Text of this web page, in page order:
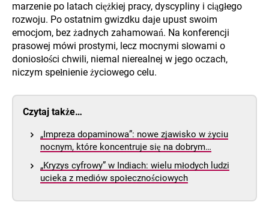
marzenie po latach ciężkiej pracy, dyscypliny i ciągłego
rozwoju. Po ostatnim gwizdku daje upust swoim
emocjom, bez żadnych zahamowań. Na konferencji
prasowej mówi prostymi, lecz mocnymi słowami o
doniosłości chwili, niemal nierealnej w jego oczach,
niczym spełnienie życiowego celu.
Czytaj także…
„Impreza dopaminowa”: nowe zjawisko w życiu
nocnym, które koncentruje się na dobrym…
„Kryzys cyfrowy” w Indiach: wielu młodych ludzi
ucieka z mediów społecznościowych